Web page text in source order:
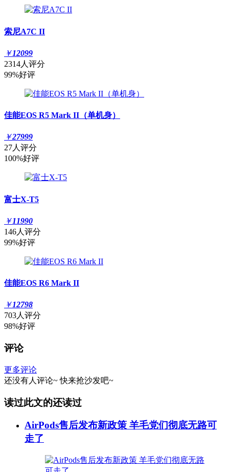
索尼A7C II
￥12099
2314人评分
99%好评
佳能EOS R5 Mark II（单机身）
￥27999
27人评分
100%好评
富士X-T5
￥11990
146人评分
99%好评
佳能EOS R6 Mark II
￥12798
703人评分
98%好评
评论
更多评论
还没有人评论~ 快来抢沙发吧~
读过此文的还读过
AirPods售后发布新政策 羊毛党们彻底无路可
走了